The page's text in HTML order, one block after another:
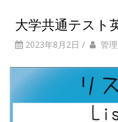
大学共通テスト
2023年8月2日 / 管